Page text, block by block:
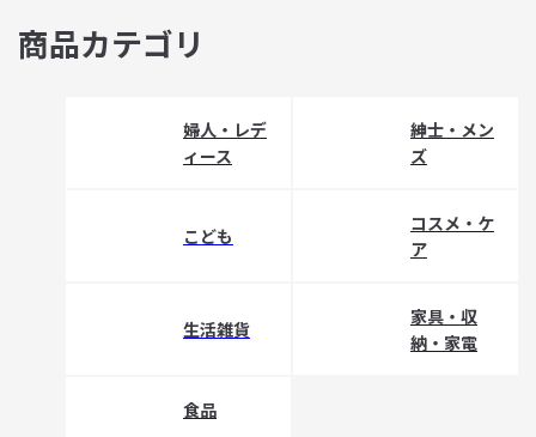
商品カテゴリ
婦人・レデ
ィース
紳士・メン
ズ
こども
コスメ・ケ
ア
生活雑貨
家具・収
納・家電
食品